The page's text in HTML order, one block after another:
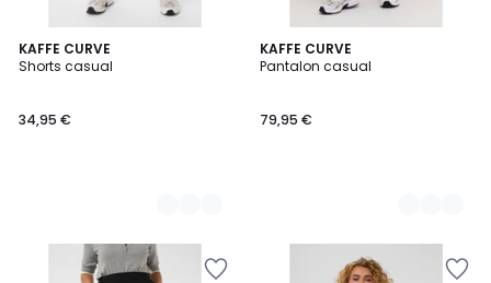
KAFFE CURVE
Shorts casual
€.
34,95 €
5
Couleurs
KAFFE CURVE
Pantalon casual
79,95 €
13
Couleurs